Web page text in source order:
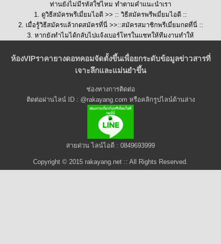
ท่านยังไม่มีรหัสใช่ไหม ทำตามคำแนะนำเรา
1. ดูวิธีสมัครพรีเมี่ยมไอดี >> :: วิธีสมัครพรีพมี่ยมไอดี ::
2. เมื่อรู้วิธีสมัครแล้วกดสมัครที่นี่ >>::สมัครสมาชิกพรีเมี่ยมกดที่นี่ ::
3. หากยังทำไมได้กลับไปแจ้งเบอร์โทรในแชทให้ทีมงานทำให้
ห้องVIPราคายางดอทคอมจัดตั้งขึ้นเพื่อยกระดับข้อมูลข่าวสารที่
เจาะลึกและแม่นยำขึ้น
ช่องทางการติดต่อ
ติดต่อผ่านไลน์ ID : @rakayang.com หรือคลิกรูปไลน์ด้านล่าง
สายด่วน ไลน์ไอดี : 0849693999
Copyright © 2015 rakayang.net :: All Rights Reserved.